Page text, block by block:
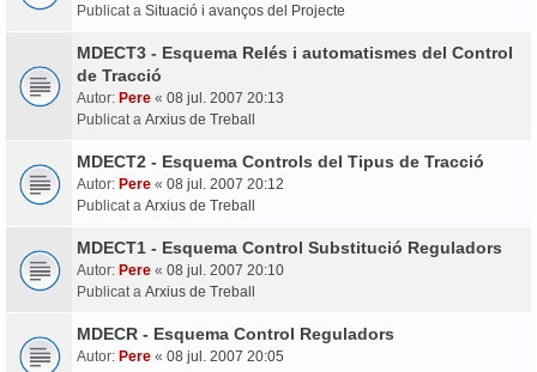
Publicat a Situació i avanços del Projecte
MDECT3 - Esquema Relés i automatismes del Control
de Tracció
Autor: Pere « 08 jul. 2007 20:13
Publicat a Arxius de Treball
MDECT2 - Esquema Controls del Tipus de Tracció
Autor: Pere « 08 jul. 2007 20:12
Publicat a Arxius de Treball
MDECT1 - Esquema Control Substitució Reguladors
Autor: Pere « 08 jul. 2007 20:10
Publicat a Arxius de Treball
MDECR - Esquema Control Reguladors
Autor: Pere « 08 jul. 2007 20:05